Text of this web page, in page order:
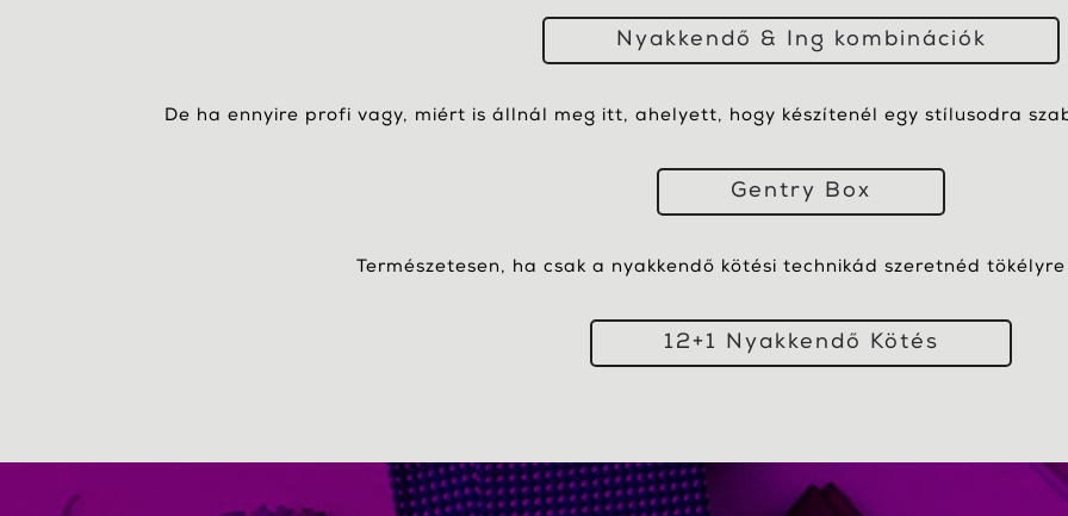
Nyakkendő & Ing kombinációk
De ha ennyire profi vagy, miért is állnál meg itt, ahelyett, hogy készítenél egy stílusodra
Gentry Box
Természetesen, ha csak a nyakkendő kötési technikád szeretnéd
12+1 Nyakkendő Kötés